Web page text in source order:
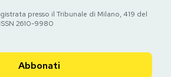
presso il Tribunale di Milano, 419 del
2610-9980
Abbonati